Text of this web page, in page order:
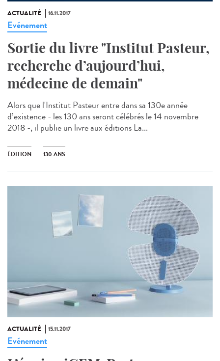
ACTUALITÉ 16.11.2017
Evénement
Sortie du livre "Institut Pasteur,
recherche d’aujourd’hui,
médecine de demain"
Alors que l'Institut Pasteur entre dans sa 130e année
d’existence - les 130 ans seront célébrés le 14 novembre
2018 -, il publie un livre aux éditions La...
ÉDITION 130 ANS
ACTUALITÉ 15.11.2017
Evénement